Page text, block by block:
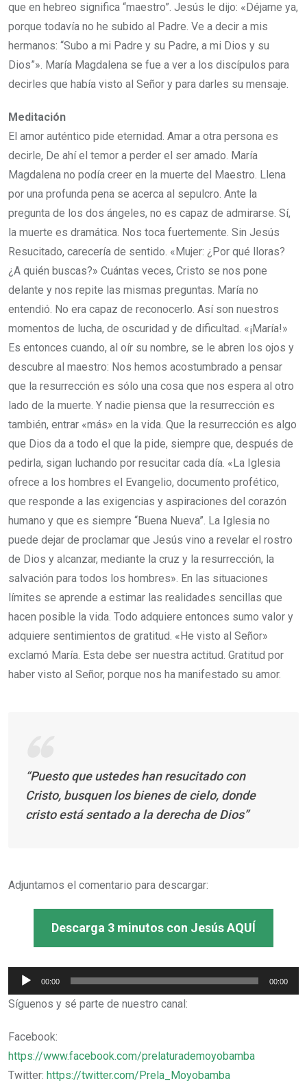
que en hebreo significa “maestro”. Jesús le dijo: «Déjame ya,
porque todavía no he subido al Padre. Ve a decir a mis
hermanos: “Subo a mi Padre y su Padre, a mi Dios y su
Dios”». María Magdalena se fue a ver a los discípulos para
decirles que había visto al Señor y para darles su mensaje.
Meditación
El amor auténtico pide eternidad. Amar a otra persona es
decirle, De ahí el temor a perder el ser amado. María
Magdalena no podía creer en la muerte del Maestro. Llena
por una profunda pena se acerca al sepulcro. Ante la
pregunta de los dos ángeles, no es capaz de admirarse. Sí,
la muerte es dramática. Nos toca fuertemente. Sin Jesús
Resucitado, carecería de sentido. «Mujer: ¿Por qué lloras?
¿A quién buscas?» Cuántas veces, Cristo se nos pone
delante y nos repite las mismas preguntas. María no
entendió. No era capaz de reconocerlo. Así son nuestros
momentos de lucha, de oscuridad y de dificultad. «¡María!»
Es entonces cuando, al oír su nombre, se le abren los ojos y
descubre al maestro: Nos hemos acostumbrado a pensar
que la resurrección es sólo una cosa que nos espera al otro
lado de la muerte. Y nadie piensa que la resurrección es
también, entrar «más» en la vida. Que la resurrección es algo
que Dios da a todo el que la pide, siempre que, después de
pedirla, sigan luchando por resucitar cada día. «La Iglesia
ofrece a los hombres el Evangelio, documento profético,
que responde a las exigencias y aspiraciones del corazón
humano y que es siempre “Buena Nueva”. La Iglesia no
puede dejar de proclamar que Jesús vino a revelar el rostro
de Dios y alcanzar, mediante la cruz y la resurrección, la
salvación para todos los hombres». En las situaciones
límites se aprende a estimar las realidades sencillas que
hacen posible la vida. Todo adquiere entonces sumo valor y
adquiere sentimientos de gratitud. «He visto al Señor»
exclamó María. Esta debe ser nuestra actitud. Gratitud por
haber visto al Señor, porque nos ha manifestado su amor.
“Puesto que ustedes han resucitado con
Cristo, busquen los bienes de cielo, donde
cristo está sentado a la derecha de Dios”
Adjuntamos el comentario para descargar:
Descarga 3 minutos con Jesús AQUÍ
Reproductor
de
audio
00:00 00:00
Síguenos y sé parte de nuestro canal:
Facebook:
https://www.facebook.com/prelaturademoyobamba
Twitter: https://twitter.com/Prela_Moyobamba